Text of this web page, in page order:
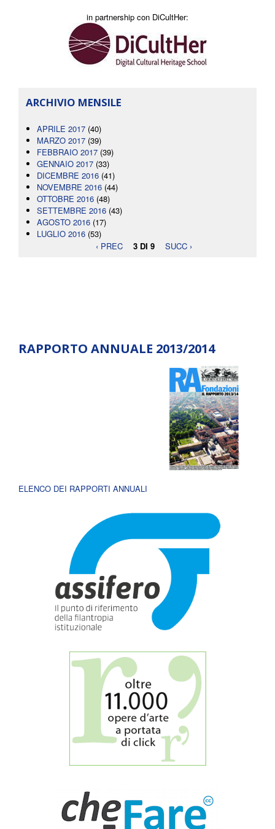
in partnership con DiCultHer:
ARCHIVIO MENSILE
APRILE 2017 (40)
MARZO 2017 (39)
FEBBRAIO 2017 (39)
GENNAIO 2017 (33)
DICEMBRE 2016 (41)
NOVEMBRE 2016 (44)
OTTOBRE 2016 (48)
SETTEMBRE 2016 (43)
AGOSTO 2016 (17)
LUGLIO 2016 (53)
‹ PREC
3 DI 9 SUCC ›
RAPPORTO ANNUALE 2013/2014
ELENCO DEI RAPPORTI ANNUALI